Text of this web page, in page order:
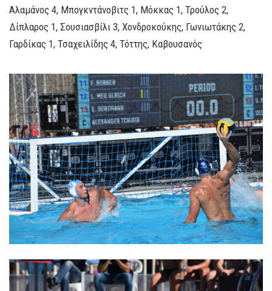
Αλαμάνος 4, Μπογκντάνοβιτς 1, Μόκκας 1, Τρούλος 2,
Δίπλαρος 1, Σουσιασβίλι 3, Χονδροκούκης, Γωνιωτάκης 2,
Γαρδίκας 1, Τσαχειλίδης 4, Τόττης, Καβουσανός